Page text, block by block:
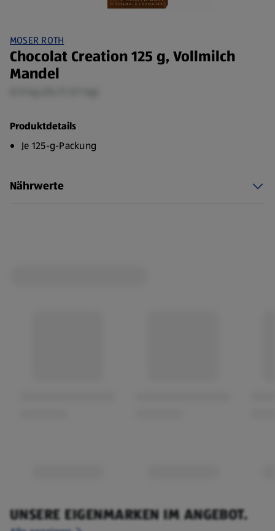
MOSER ROTH
Chocolat Creation 125 g, Vollmilch
Mandel
Produktdetails
Je 125-g-Packung
Nährwerte
UNSERE EIGENMARKEN IM ANGEBOT.